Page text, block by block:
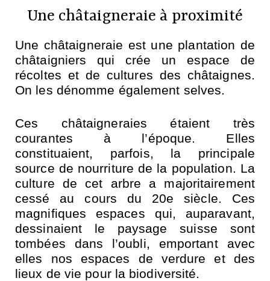
Une châtaigneraie à proximité​
Une châtaigneraie est une plantation de
châtaigniers qui crée un espace de
récoltes et de cultures des châtaignes.
On les dénomme également selves.
Ces châtaigneraies étaient très
courantes à l’époque. Elles
constituaient, parfois, la principale
source de nourriture de la population. La
culture de cet arbre a majoritairement
cessé au cours du 20e siècle. Ces
magnifiques espaces qui, auparavant,
dessinaient le paysage suisse sont
tombées dans l’oubli, emportant avec
elles nos espaces de verdure et des
lieux de vie pour la biodiversité.